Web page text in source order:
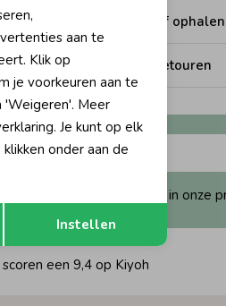
Bezorgen of ophalen
Ruilen en retouren
je data omgaan? Bekijk dit in onze
een 9,4 op Kiyoh
Opslaan
aan te
Klik op
je voorkeuren aan te
'Weigeren'. Meer
Je kunt op elk
onder aan de
Instellen